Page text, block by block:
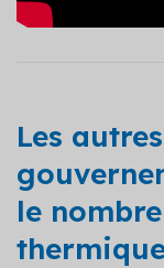
Les
le